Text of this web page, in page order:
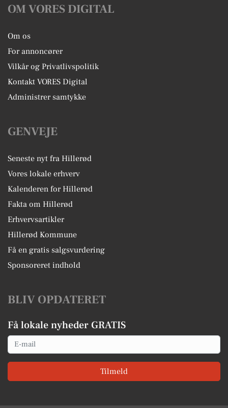
OM VORES DIGITAL
Om os
For annoncører
Vilkår og Privatlivspolitik
Kontakt VORES Digital
Administrer samtykke
GENVEJE
Seneste nyt fra Hillerød
Vores lokale erhverv
Kalenderen for Hillerød
Fakta om Hillerød
Erhvervsartikler
Hillerød Kommune
Få en gratis salgsvurdering
Sponsoreret indhold
BLIV OPDATERET
Få lokale nyheder GRATIS
Email
Tilmeld